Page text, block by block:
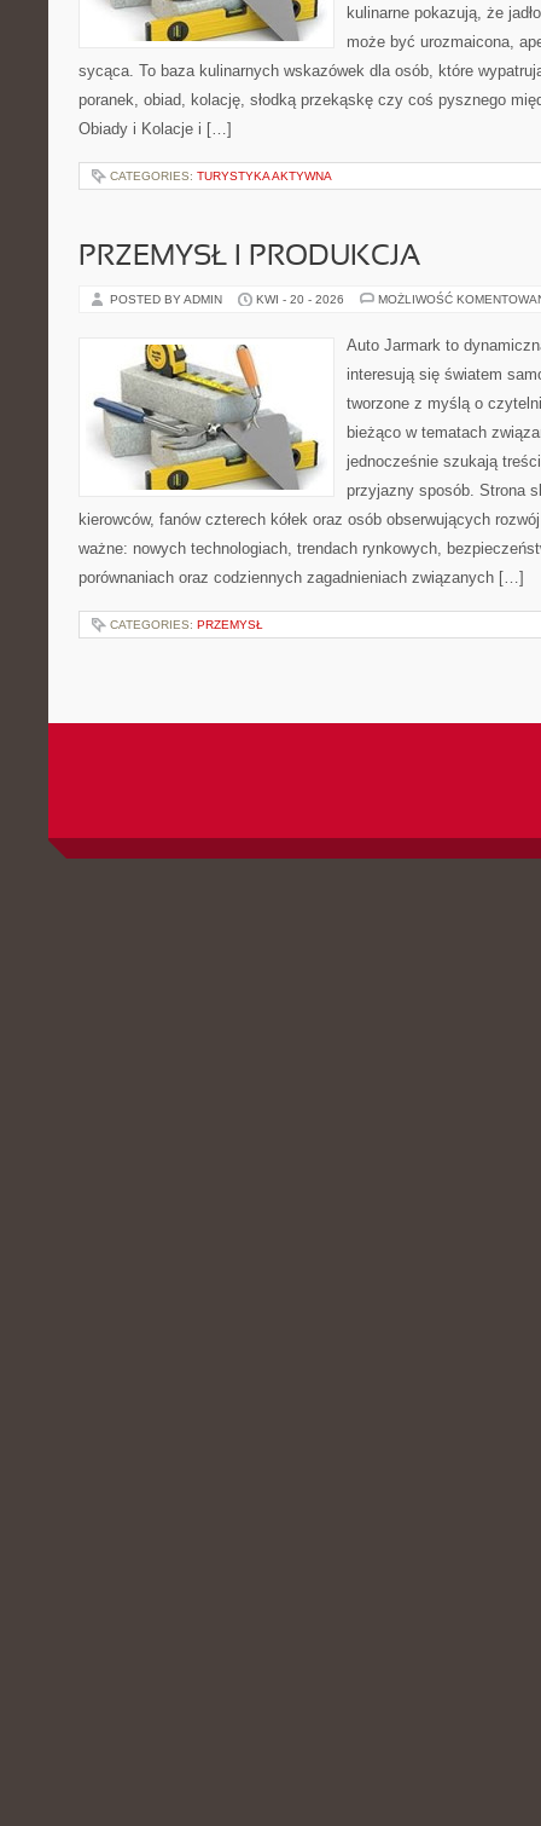
kulinarne pokazują, że
może być urozmaicona,
sycąca. To baza kulinarnych wskazówek dla osób, które
poranek, obiad, kolację, słodką przekąskę czy coś pysznego
Obiady i Kolacje i […]
CATEGORIES: TURYSTYKA AKTYWNA
PRZEMYSŁ I PRODUKCJA
POSTED BY ADMIN KWI - 20 - 2026 MOŻLIWOŚĆ
Auto Jarmark to
interesują się światem
tworzone z myślą o
bieżąco w tematach
jednocześnie szukają
przyjazny sposób. Strona
kierowców, fanów czterech kółek oraz osób obserwujących
ważne: nowych technologiach, trendach rynkowych,
porównaniach oraz codziennych zagadnieniach związanych […]
CATEGORIES: PRZEMYSŁ